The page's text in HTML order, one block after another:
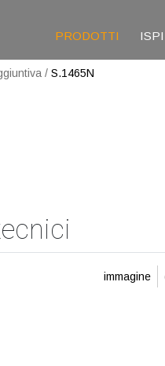
PRODOTTI
/ S.1465N
immagine